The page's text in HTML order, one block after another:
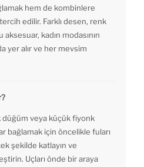
hem de kombinlere
edilir. Farklı desen, renk
kadın modasının
yer alır ve her mevsim
düğüm veya küçük fiyonk
bağlamak için öncelikle fuları
şekilde katlayın ve
Uçları önde bir araya